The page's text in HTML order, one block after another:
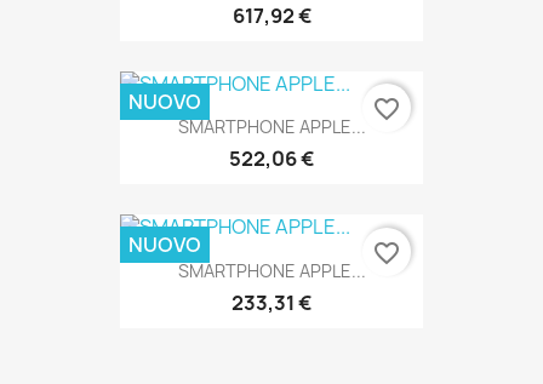
617,92 €
SMARTPHONE APPLE...
522,06 €
NUOVO favorite_border
SMARTPHONE APPLE...
233,31 €
NUOVO favorite_border